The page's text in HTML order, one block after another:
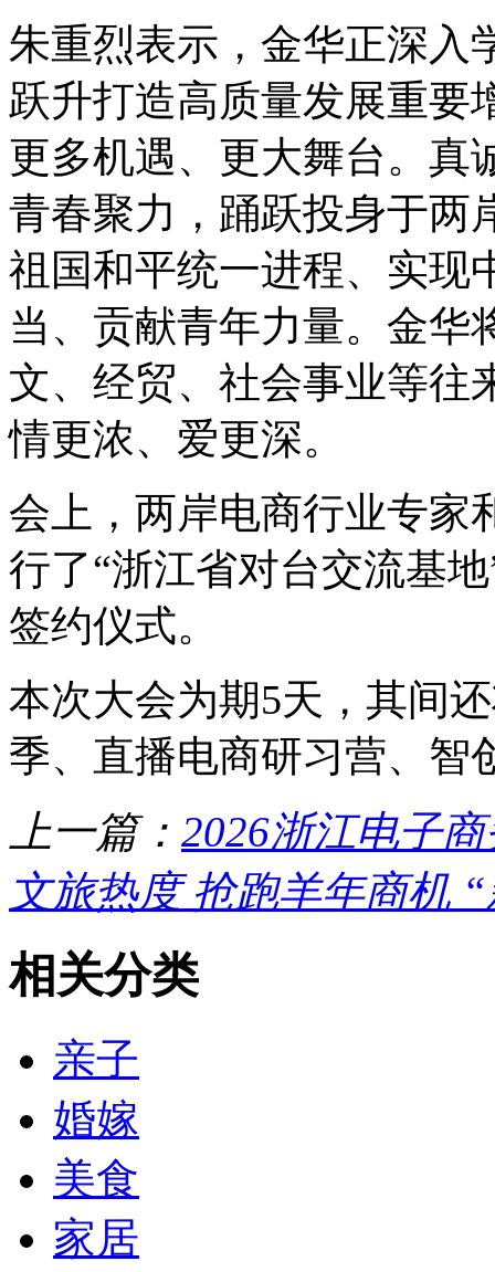
朱重烈表示，金华正深入
跃升打造高质量发展重要
更多机遇、更大舞台。真
青春聚力，踊跃投身于两
祖国和平统一进程、实现
当、贡献青年力量。金华
文、经贸、社会事业等往
情更浓、爱更深。
会上，两岸电商行业专家
行了“浙江省对台交流基
签约仪式。
本次大会为期5天，其间
季、直播电商研习营、智
上一篇： 2026浙江电子
文旅热度 抢跑羊年商机
相关分类
亲子
婚嫁
美食
家居